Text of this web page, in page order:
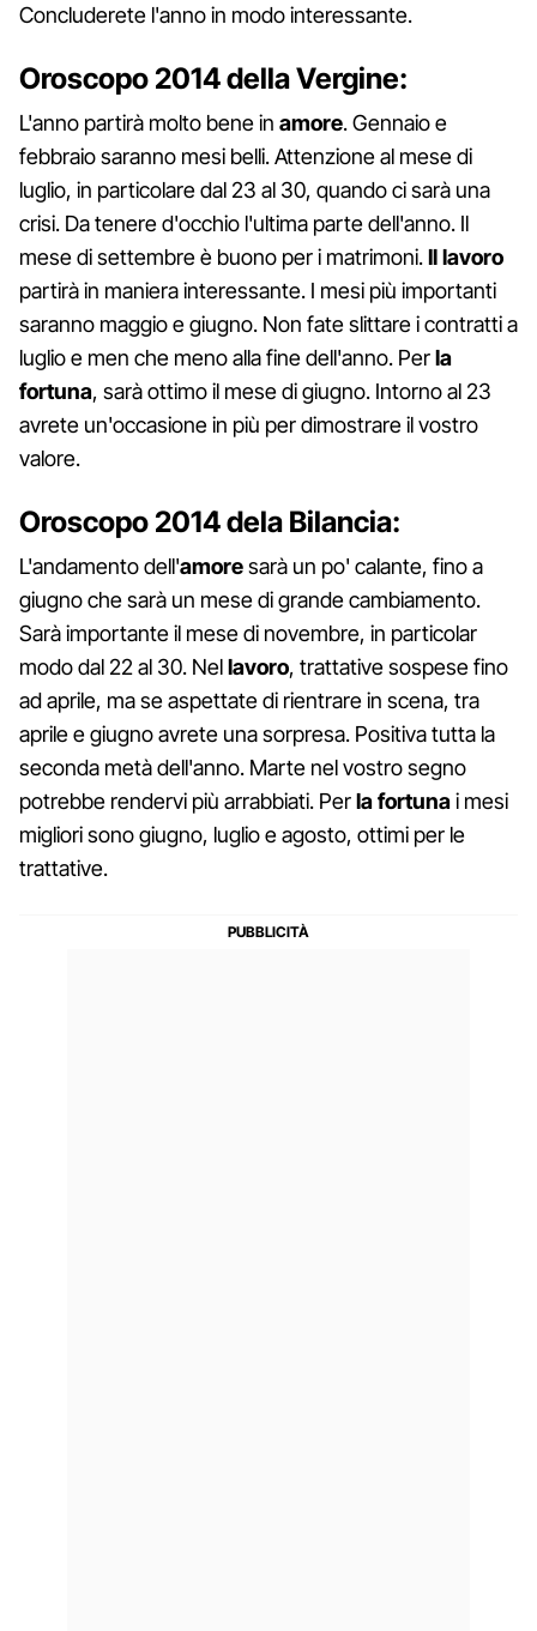
Concluderete l'anno in modo interessante.
Oroscopo 2014 della Vergine:
L'anno partirà molto bene in amore. Gennaio e
febbraio saranno mesi belli. Attenzione al mese di
luglio, in particolare dal 23 al 30, quando ci sarà una
crisi. Da tenere d'occhio l'ultima parte dell'anno. Il
mese di settembre è buono per i matrimoni.Il lavoro
partirà in maniera interessante. I mesi più importanti
saranno maggio e giugno. Non fate slittare i contratti a
luglio e men che meno alla fine dell'anno. Perla
fortuna, sarà ottimo il mese di giugno. Intorno al 23
avrete un'occasione in più per dimostrare il vostro
valore.
Oroscopo 2014 dela Bilancia:
L'andamento dell'amoresarà un po' calante, fino a
giugno che sarà un mese di grande cambiamento.
Sarà importante il mese di novembre, in particolar
modo dal 22 al 30. Nellavoro, trattative sospese fino
ad aprile, ma se aspettate di rientrare in scena, tra
aprile e giugno avrete una sorpresa. Positiva tutta la
seconda metà dell'anno. Marte nel vostro segno
potrebbe rendervi più arrabbiati. Perla fortunai mesi
migliori sono giugno, luglio e agosto, ottimi per le
trattative.